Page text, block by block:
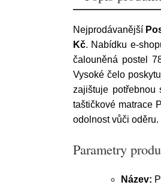
Nejprodávanější
Kč. Nabídku e-
čalouněná postel
Vysoké čelo
zajištuje potřebnou
taštičkové matrace
odolnost vůči
Parametry
Název: